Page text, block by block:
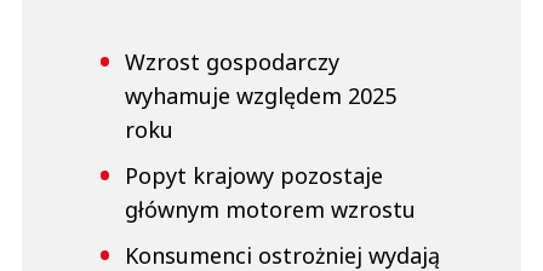
Wzrost gospodarczy
wyhamuje względem 2025
roku
Popyt krajowy pozostaje
głównym motorem wzrostu
Konsumenci ostrożniej wydają